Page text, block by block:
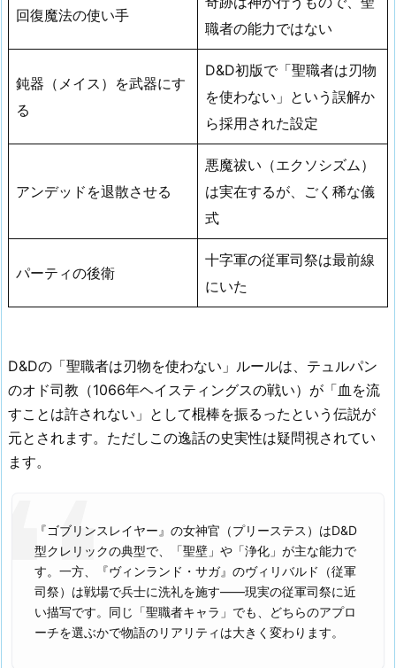
回復魔法の使い手
職者の能力ではない
鈍器（メイス）を武器にす
る
D&D初版で「聖職者は刃物
を使わない」という誤解か
ら採用された設定
アンデッドを退散させる
悪魔祓い（エクソシズム）
は実在するが、ごく稀な儀
式
パーティの後衛
十字軍の従軍司祭は最前線
にいた
D&Dの「聖職者は刃物を使わない」ルールは、テュルパン
のオド司教（1066年ヘイスティングスの戦い）が「血を流
すことは許されない」として棍棒を振るったという伝説が
元とされます。ただしこの逸話の史実性は疑問視されてい
ます。
『ゴブリンスレイヤー』の女神官（プリーステス）はD&D
型クレリックの典型で、「聖壁」や「浄化」が主な能力で
す。一方、『ヴィンランド・サガ』のヴィリバルド（従軍
司祭）は戦場で兵士に洗礼を施す——現実の従軍司祭に近
い描写です。同じ「聖職者キャラ」でも、どちらのアプロ
ーチを選ぶかで物語のリアリティは大きく変わります。